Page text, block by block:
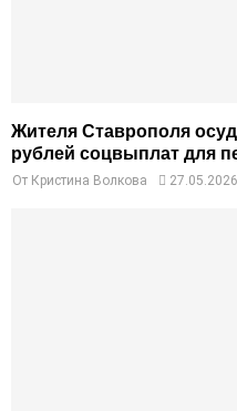
Жителя Ставрополя
рублей соцвыплат для
От Кристина Волкова 27.05.2026